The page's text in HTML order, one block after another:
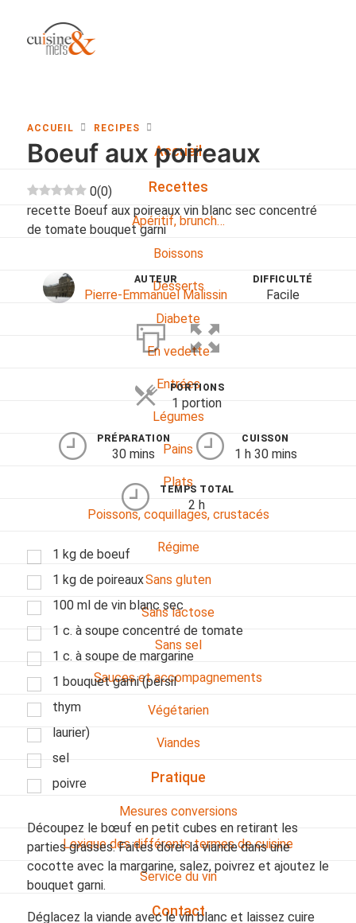
Accueil
Recettes
Apéritif, brunch…
Boissons
Desserts
Diabete
En vedette
Entrées
Légumes
Pains
Plats
Poissons, coquillages, crustacés
Régime
Sans gluten
Sans lactose
Sans sel
Sauces et accompagnements
Végétarien
Viandes
Pratique
Mesures conversions
Lexique des différents termes de cuisine
Service du vin
Contact
ACCUEIL RECIPES
Boeuf aux poireaux
0(0)
recette Boeuf aux poireaux vin blanc sec concentré
de tomate bouquet garni
AUTEUR
Pierre-Emmanuel Malissin
DIFFICULTÉ
Facile
PORTIONS
1 portion
PRÉPARATION
30 mins
CUISSON
1 h 30 mins
TEMPS TOTAL
2 h
1 kg de boeuf
1 kg de poireaux
100 ml de vin blanc sec
1 c. à soupe concentré de tomate
1 c. à soupe de margarine
1 bouquet garni (persil
thym
laurier)
sel
poivre
Découpez le bœuf en petit cubes en retirant les
parties grasses. Faites dorer la viande dans une
cocotte avec la margarine, salez, poivrez et ajoutez le
bouquet garni.
Déglacez la viande avec le vin blanc et laissez cuire